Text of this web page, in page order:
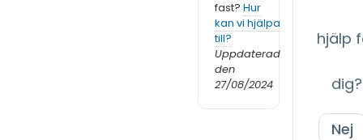
fast? Hur
kan vi hjälpa
till?
Uppdaterad
den
27/08/2024
hjälp
dig?
Nej